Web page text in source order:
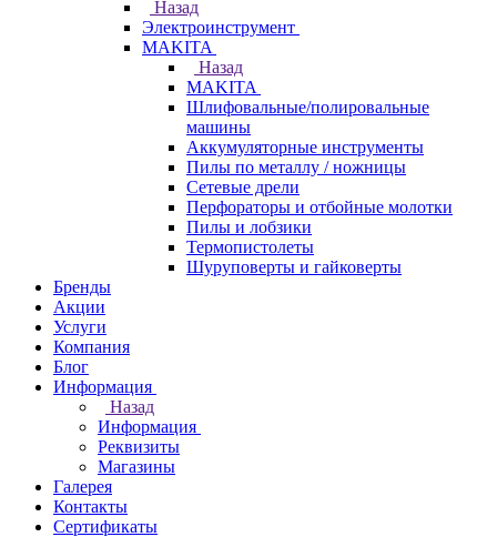
Назад
Электроинструмент
МAKITA
Назад
МAKITA
Шлифовальные/полировальные
машины
Аккумуляторные инструменты
Пилы по металлу / ножницы
Сетевые дрели
Перфораторы и отбойные молотки
Пилы и лобзики
Термопистолеты
Шуруповерты и гайковерты
Бренды
Акции
Услуги
Компания
Блог
Информация
Назад
Информация
Реквизиты
Магазины
Галерея
Контакты
Сертификаты